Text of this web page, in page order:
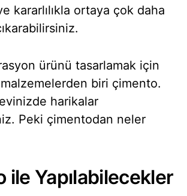
kararlılıkla ortaya çok daha
ürünü tasarlamak için
malzemelerden biri çimento.
harikalar
Peki çimentodan neler
ile Yapılabilecekler